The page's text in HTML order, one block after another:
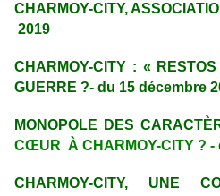
CHARMOY-CITY,
2019
CHARMOY-CITY : «
GUERRE ?- du 15 décembre
MONOPOLE DES
CŒUR À CHARMOY-CITY ? -
CHARMOY-CITY, UNE